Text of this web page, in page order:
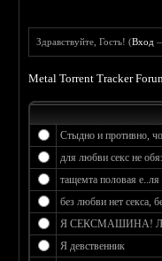
Здравствуйте, Гость! (Вход
Metal Torrent Tracker
Стыдно и противно, чо
для любви секс не
тащемта половая
без любви нет секса,
Я СЕКСМАШИНА!
Я девственник